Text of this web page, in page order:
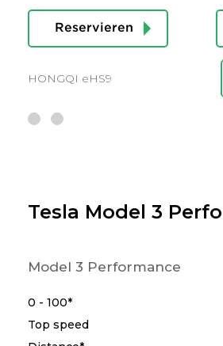
Reservieren
HONGQI eHS9
Tesla Model 3
Model 3 Performance
0 - 100*
Top speed